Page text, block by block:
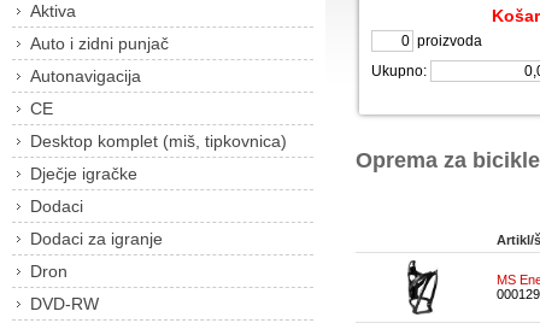
Aktiva
Auto i zidni punjač
Autonavigacija
CE
Desktop komplet (miš, tipkovnica)
Dječje igračke
Dodaci
Dodaci za igranje
Dron
DVD-RW
proizvoda
Ukupno:
Oprema za bicikle
Artikl/
MS